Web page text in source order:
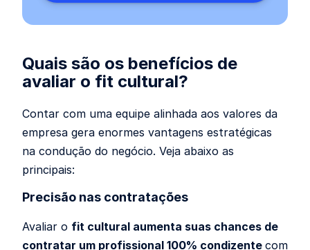
Quais são os benefícios de
avaliar o fit cultural?
Contar com uma equipe alinhada aos valores da
empresa gera enormes vantagens estratégicas
na condução do negócio. Veja abaixo as
principais:
Precisão nas contratações
Avaliar o fit cultural aumenta suas chances de
contratar um profissional 100% condizente com